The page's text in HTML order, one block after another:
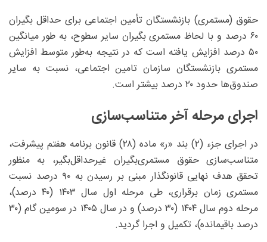
حقوق (مستمری) بازنشستگان تأمین اجتماعی برای حداقل بگیران
۶۰ درصد و با لحاظ مستمری بگیران سایر سطوح، به طور میانگین
۵۰ درصد افزایش یافته است که در نتیجه به‌طور متوسط افزایش
مستمری بازنشستگان سازمان تامین اجتماعی، نسبت به سایر
صندوق‌ها حدود ۲۰ درصد بیشتر است.
اجرای مرحله آخر متناسب‌سازی
در اجرای جزء (۲) بند «ر» ماده (۲۸) قانون برنامه هفتم پیشرفت،
متناسب‌سازی حقوق مستمری‌بگیران غیرحداقل‌بگیر، به منظور
تحقق هدف نهایی قانونگذار مبنی بر رسیدن به ۹۰ درصد نسبت
مستمری زمان برقراری، طی مرحله اول سال ۱۴۰۳ (۴۰ درصد)،
مرحله دوم سال ۱۴۰۴ (۳۰ درصد) و در سال ۱۴۰۵ در سومین گام (۳۰
درصد باقیمانده)، تکمیل و اجرا گردید.